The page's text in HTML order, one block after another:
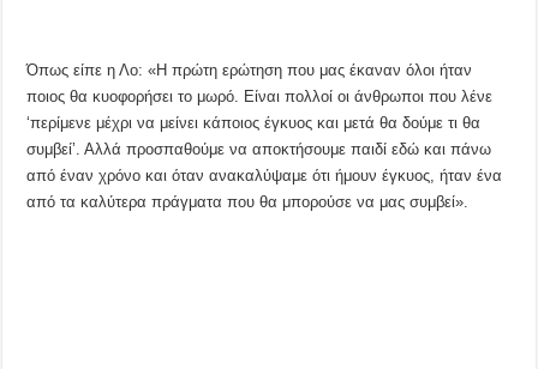
Όπως είπε η Λο: «Η πρώτη ερώτηση που μας έκαναν όλοι ήταν
ποιος θα κυοφορήσει το μωρό. Είναι πολλοί οι άνθρωποι που λένε
‘περίμενε μέχρι να μείνει κάποιος έγκυος και μετά θα δούμε τι θα
συμβεί’. Αλλά προσπαθούμε να αποκτήσουμε παιδί εδώ και πάνω
από έναν χρόνο και όταν ανακαλύψαμε ότι ήμουν έγκυος, ήταν ένα
από τα καλύτερα πράγματα που θα μπορούσε να μας συμβεί».